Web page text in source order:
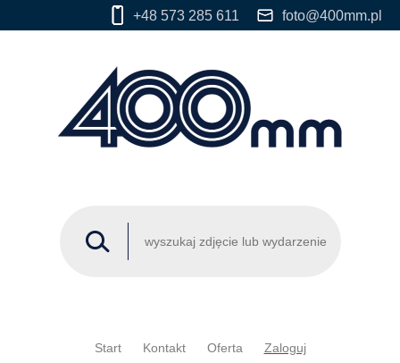
+48 573 285 611 foto@400mm.pl
Start Kontakt Oferta Zaloguj